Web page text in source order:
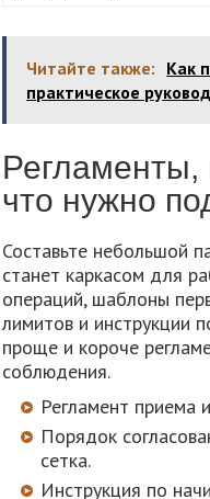
Читайте также: Как
практическое
что нужно
Составьте небольшой
станет каркасом для
операций, шаблоны
лимитов и инструкции
проще и короче
соблюдения.
Регламент приема
Порядок
сетка.
Инструкция по